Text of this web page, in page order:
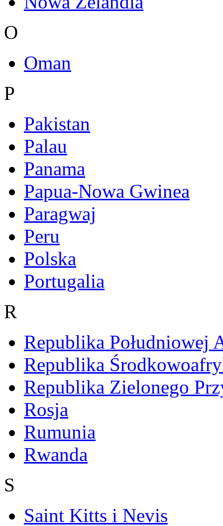
O
Oman
P
Pakistan
Palau
Panama
Papua-Nowa Gwinea
Paragwaj
Peru
Polska
Portugalia
R
Republika Południowej
Republika
Republika Zielonego
Rosja
Rumunia
Rwanda
S
Saint Kitts i Nevis